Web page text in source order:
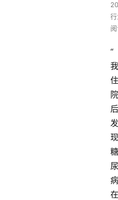
“
我
住
院
后
发
现
糖
尿
病
在